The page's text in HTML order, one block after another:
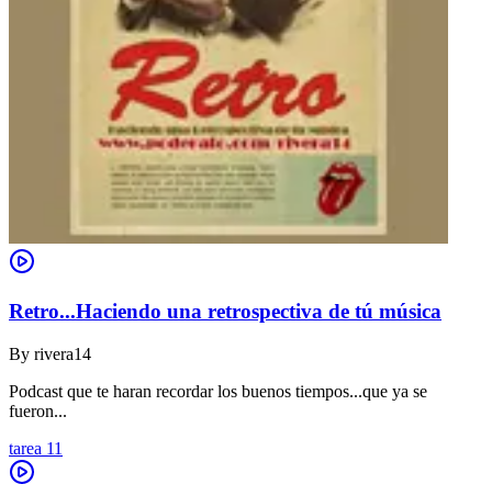
Retro...Haciendo una retrospectiva de tú música
By rivera14
Podcast que te haran recordar los buenos tiempos...que ya se
fueron...
tarea 11